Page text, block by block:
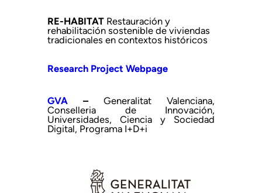
RE-HABITAT Restauración y
rehabilitación sostenible de viviendas
tradicionales en contextos históricos
Research Project Webpage
GVA– Generalitat Valenciana,
Conselleria de Innovación,
Universidades, Ciencia y Sociedad
Digital, Programa I+D+i